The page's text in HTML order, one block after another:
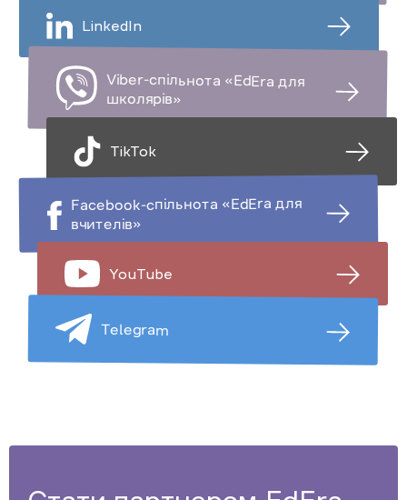
LinkedIn
Viber-спільнота «EdEra для
школярів»
TikTok
Facebook-спільнота «EdEra для
вчителів»
YouTube
Telegram